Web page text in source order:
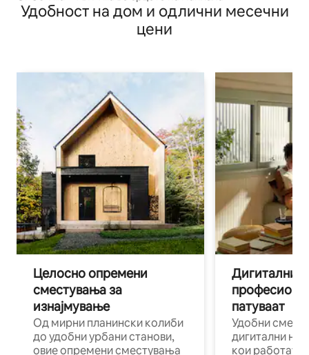
Удобност на дом и одлични месечни
цени
Целосно опремени
сместувања за
изнајмување
Од мирни планински колиби
до удобни урбани станови,
овие опремени сместувања
Дигитални
патуваат
Удобни
дигитални
кои работат